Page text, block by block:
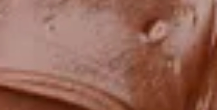
LE GOÛT DU JOUR